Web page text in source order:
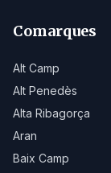
Comarques
Alt Camp
Alt Penedès
Alta Ribagorça
Aran
Baix Camp